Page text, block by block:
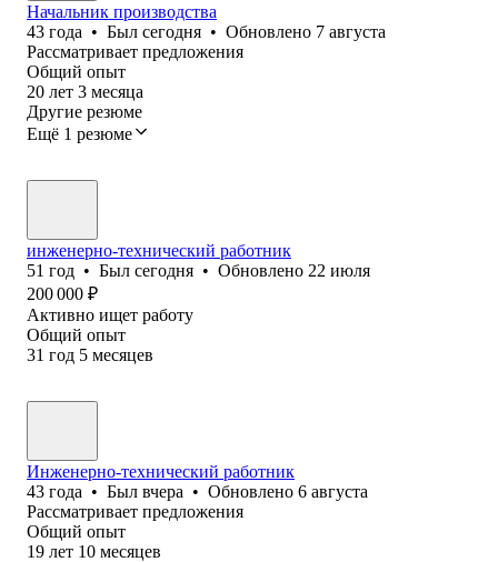
Начальник производства
43 года • Был сегодня • Обновлено 7 августа
Рассматривает предложения
Общий опыт
20 лет 3 месяца
Другие резюме
Ещё 1 резюме
инженерно-технический работник
51 год • Был сегодня • Обновлено 22 июля
200 000 ₽
Активно ищет работу
Общий опыт
31 год 5 месяцев
Инженерно-технический работник
43 года • Был вчера • Обновлено 6 августа
Рассматривает предложения
Общий опыт
19 лет 10 месяцев